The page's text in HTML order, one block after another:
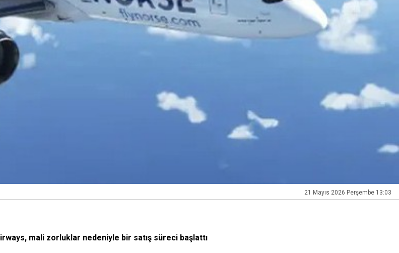
21 Mayıs 2026 Perşembe 13:03
mali zorluklar nedeniyle bir satış süreci başlattı